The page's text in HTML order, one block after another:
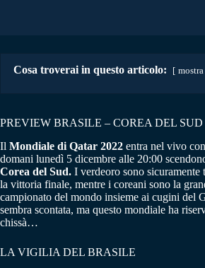
Cosa troverai in questo articolo: mostra
PREVIEW BRASILE – COREA DEL SUD
Il Mondiale di Qatar 2022 entra nel vivo
domani lunedì 5 dicembre alle 20:00
Corea del Sud. I verdeoro sono
la vittoria finale, mentre i coreani sono la
campionato del mondo insieme ai cugini del
sembra scontata, ma questo mondiale ha
chissà…
LA VIGILIA DEL BRASILE